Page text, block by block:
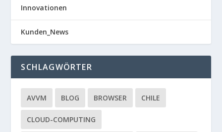
Innovationen
Kunden_News
SCHLAGWÖRTER
AVVM BLOG BROWSER CHILE
CLOUD-COMPUTING